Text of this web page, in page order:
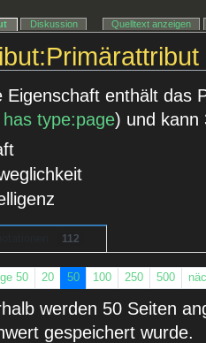
Eigenschaft enthält das
has type:page) und kann
112
50 20 50 100 250 500
werden 50 Seiten
gespeichert wurde.
Diskussion Quelltext anzeigen